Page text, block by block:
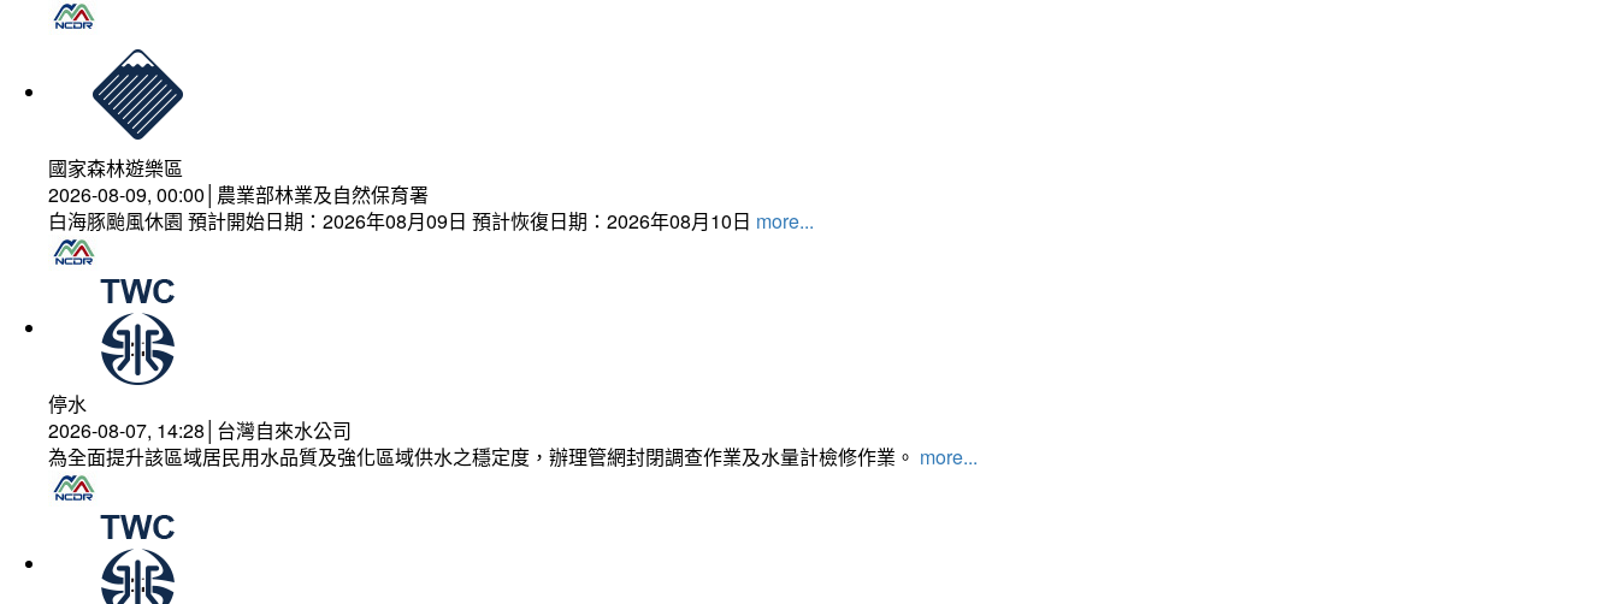
國家森林遊樂區
2026-08-09, 00:00│農業部林業及自然保育署
白海豚颱風休園 預計開始日期：2026年08月09日 預計恢復日期：2026年08月10日 more...
停水
2026-08-07, 14:28│台灣自來水公司
為全面提升該區域居民用水品質及強化區域供水之穩定度，辦理管網封閉調查作業及水量計檢修作業。 more...